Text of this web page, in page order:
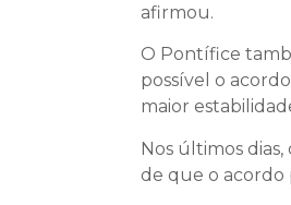
afirmou.
O Pontífice
possível o
maior
Nos últimos
de que o acordo